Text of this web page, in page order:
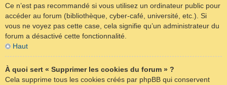
Ce n’est pas recommandé si vous utilisez un ordinateur public pour
accéder au forum (bibliothèque, cyber-café, université, etc.). Si
vous ne voyez pas cette case, cela signifie qu’un administrateur du
forum a désactivé cette fonctionnalité.
Haut
À quoi sert « Supprimer les cookies du forum » ?
Cela supprime tous les cookies créés par phpBB qui conservent